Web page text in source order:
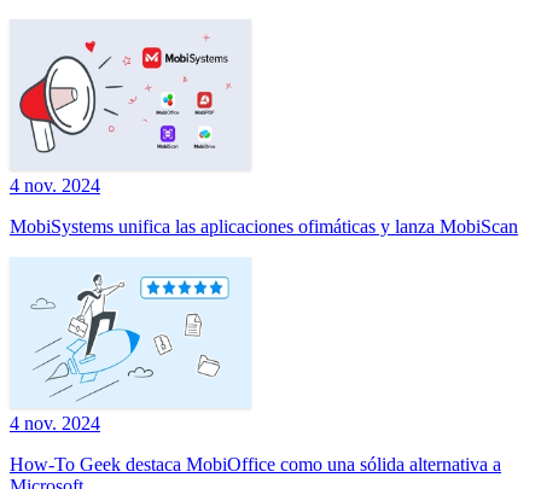
4 nov. 2024
MobiSystems unifica las aplicaciones ofimáticas y lanza MobiScan
4 nov. 2024
How-To Geek destaca MobiOffice como una sólida alternativa a